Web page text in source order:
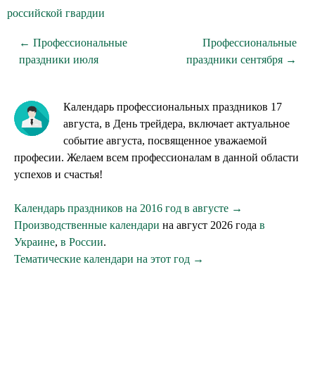
российской гвардии
← Профессиональные
праздники июля
Профессиональные
праздники сентября →
Календарь профессиональных праздников 17
августа, в День трейдера, включает актуальное
событие августа, посвященное уважаемой
професии. Желаем всем профессионалам в данной области
успехов и счастья!
Календарь праздников на 2016 год в августе →
Производственные календари на август 2026 года в
Украине, в России.
Тематические календари на этот год →